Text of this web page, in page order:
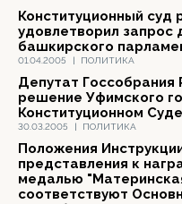
01.04.2005 | ПОЛИТИКА
Конституционный суд
удовлетворил запрос
башкирского
30.03.2005 | ПОЛИТИКА
Депутат Госсобрания
решение Уфимского
Конституционном
Положения
представления к
медалью
соответствуют